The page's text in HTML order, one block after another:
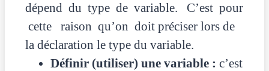
dépend du type de variable. C’est pour
cette raison qu’on doit préciser lors de
la déclaration le type du variable.
Définir (utiliser) une variable : c’est